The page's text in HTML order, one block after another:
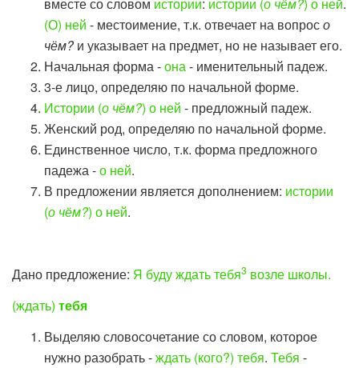
(О) ней - местоимение, т.к. отвечает на вопросо
чём?и указывает на предмет, но не называет его.
Начальная форма -она- именительный падеж.
3-е лицо, определяю по начальной форме.
Истории (о чём?) о ней - предложный падеж.
Женский род, определяю по начальной форме.
Единственное число, т.к. форма предложного
падежа -о ней.
В предложении является дополнением: истории
(о чём?) о ней.
Дано предложение: Я буду ждать тебя3 возле школы.
(ждать) тебя
Выделяю словосочетание со словом, которое
нужно разобрать -ждать (кого?) тебя. Тебя -